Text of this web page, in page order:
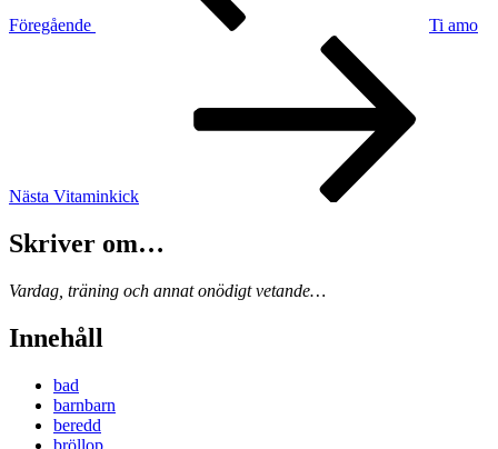
Föregående
Ti amo
Nästa Vitaminkick
Skriver om…
Vardag, träning och annat onödigt vetande…
Innehåll
bad
barnbarn
beredd
bröllop